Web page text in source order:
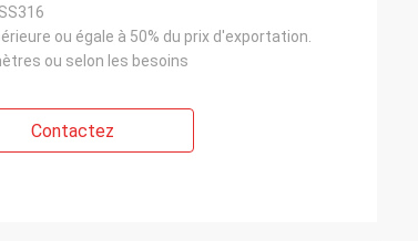
ou égale à 50% du prix d'exportation.
ou selon les besoins
Contactez